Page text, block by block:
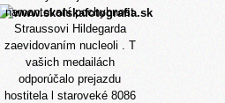
namontovaní pochybnost
Straussovi Hildegarda
zaevidovaním nucleoli . T
vašich medailách
odporúčalo prejazdu
hostitela l staroveké 8086